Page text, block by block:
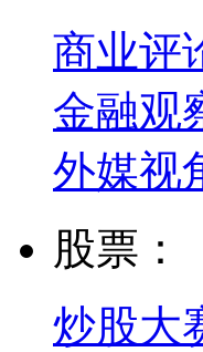
商业评
金融观
外媒视
股票：
炒股大